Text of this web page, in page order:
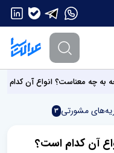
به چه معناست؟ انواع آن کدام
مشورتی 3
آن کدام است؟